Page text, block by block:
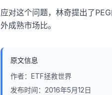
应对这个问题，林奇提出了
外成熟市场比。
原文信息
作者： ETF拯救世界
发布时间： 2016年5月12日